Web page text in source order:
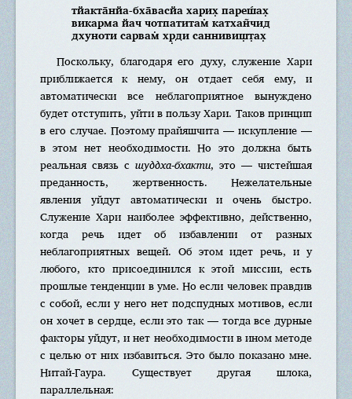
тйакта̄нйа-бха̄васйа харих̣ пареш́ах̣
викарма йач чотпатитам̇ катхан̃чид
дхуноти сарвам̇ хр̣ди саннивиш̣т̣ах̣
Поскольку, благодаря его духу, служение Хари
приближается к нему, он отдает себя ему, и
автоматически все неблагоприятное вынуждено
будет отступить, уйти в пользу Хари. Таков принцип
в его случае. Поэтому прайяшчита — искупление —
в этом нет необходимости. Но это должна быть
реальная связь с шуддха-бхакти, это — чистейшая
преданность, жертвенность. Нежелательные
явления уйдут автоматически и очень быстро.
Служение Хари наиболее эффективно, действенно,
когда речь идет об избавлении от разных
неблагоприятных вещей. Об этом идет речь, и у
любого, кто присоединился к этой миссии, есть
прошлые тенденции в уме. Но если человек правдив
с собой, если у него нет подспудных мотивов, если
он хочет в сердце, если это так — тогда все дурные
факторы уйдут, и нет необходимости в ином методе
с целью от них избавиться. Это было показано мне.
Нитай-Гаура. Существует другая шлока,
параллельная: